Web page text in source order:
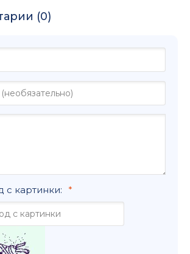
(0)
с картинки: